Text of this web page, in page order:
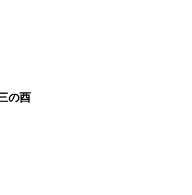
の酉